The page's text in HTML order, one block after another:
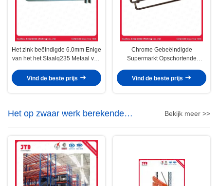
Het zink beëindigde 6.0mm Enige
van het het Staalq235 Metaal van
Vind de beste prijs
Chrome Gebeëindigde
Supermarkt Opschortende
Dubbele Draadhaken
Vind de beste prijs
Het op zwaar werk berekende
Metaal Opschorten
Bekijk meer >>